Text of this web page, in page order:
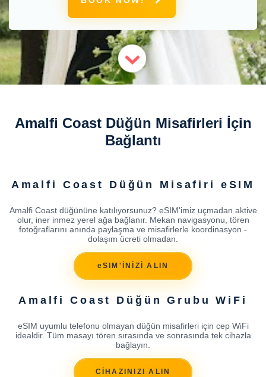
Amalfi Coast Düğün Misafirleri İçin
Bağlantı
Amalfi Coast Düğün Misafiri eSIM
Amalfi Coast düğününe katılıyorsunuz? eSIM'imiz uçmadan aktive
olur, iner inmez yerel ağa bağlanır. Mekan navigasyonu, tören
fotoğraflarını anında paylaşma ve misafirlerle koordinasyon -
dolaşım ücreti olmadan.
eSIM'İNİZİ ALIN
Amalfi Coast Düğün Grubu WiFi
eSIM uyumlu telefonu olmayan düğün misafirleri için cep WiFi
idealdir. Tüm masayı tören sırasında ve sonrasında tek cihazla
bağlayın.
CİHAZINIZI ALIN